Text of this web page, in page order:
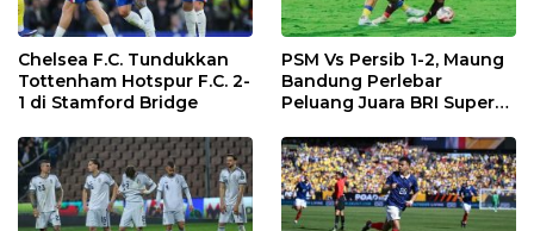
Chelsea F.C. Tundukkan
Tottenham Hotspur F.C. 2-
1 di Stamford Bridge
PSM Vs Persib 1-2, Maung
Bandung Perlebar
Peluang Juara BRI Super